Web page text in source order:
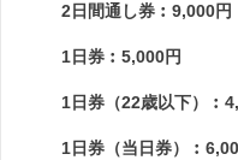
2日間通し券︰9,000円
1日券︰5,000円
1日券（22歳以下）
1日券（当日券）